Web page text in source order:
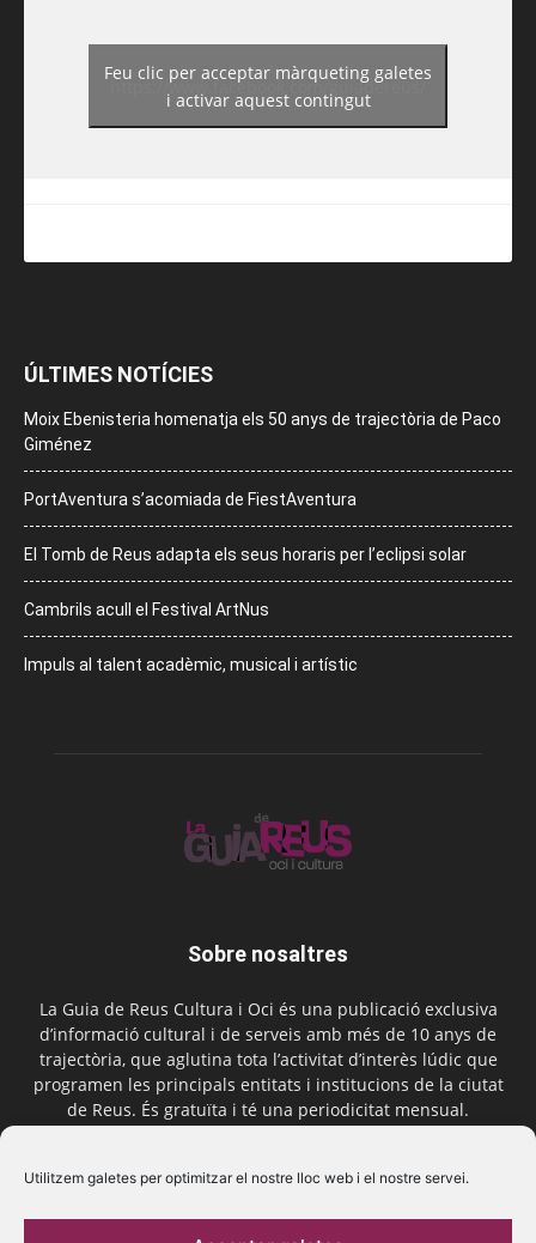
Utilitzem galetes per optimitzar el nostre lloc web i el nostre servei.
https://www.facebook.com/guiadereus/
Feu clic per acceptar màrqueting galetes
i activar aquest contingut
ÚLTIMES NOTÍCIES
Moix Ebenisteria homenatja els 50 anys de trajectòria de Paco
Giménez
PortAventura s’acomiada de FiestAventura
El Tomb de Reus adapta els seus horaris per l’eclipsi solar
Cambrils acull el Festival ArtNus
Impuls al talent acadèmic, musical i artístic
Sobre nosaltres
La Guia de Reus Cultura i Oci és una publicació exclusiva
d’informació cultural i de serveis amb més de 10 anys de
trajectòria, que aglutina tota l’activitat d’interès lúdic que
programen les principals entitats i institucions de la ciutat
de Reus. És gratuïta i té una periodicitat mensual.